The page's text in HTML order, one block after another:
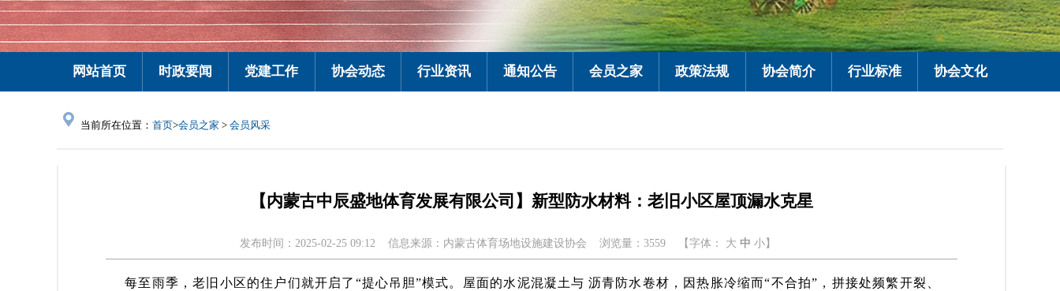
网站首页 时政要闻 党建工作 协会动态 行业资讯 通知公告 会员之家 政策法规 协会简介 行业标准 协会文化
当前所在位置： 首页>会员之家 > 会员风采
【内蒙古中辰盛地体育发展有限公司】新型防水材料：老旧小区屋顶漏水克星
发布时间：2025-02-25 09:12 信息来源：内蒙古体育场地设施建设协会 浏览量：3559 【字体： 大 中 小 】
每至雨季，老旧小区的住户们就开启了“提心吊胆”模式。屋面的水泥混凝土与 沥青防水卷材，因热胀冷缩而“不合拍”，拼接处频繁开裂、